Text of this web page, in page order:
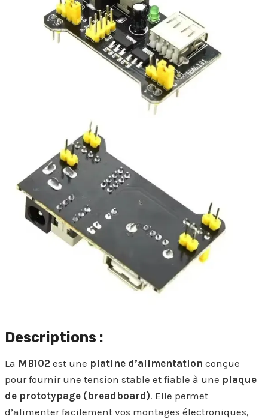
Descriptions :
La MB102 est une platine d’alimentation conçue
pour fournir une tension stable et fiable à une plaque
de prototypage (breadboard). Elle permet
d’alimenter facilement vos montages électroniques,